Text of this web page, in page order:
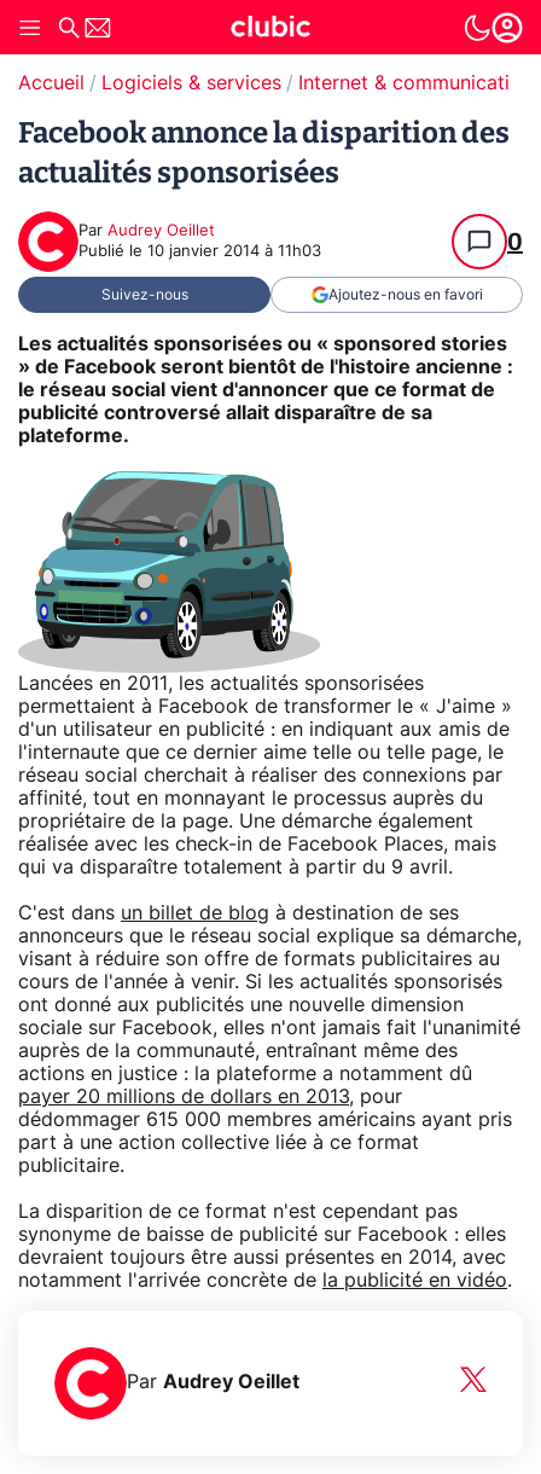
Accueil Logiciels & services Internet & communication
Facebook annonce la disparition des
actualités sponsorisées
Par Audrey Oeillet
Publié le 10 janvier 2014 à 11h03 0
Suivez-nous Ajoutez-nous en favori
Les actualités sponsorisées ou « sponsored stories
» de Facebook seront bientôt de l'histoire ancienne :
le réseau social vient d'annoncer que ce format de
publicité controversé allait disparaître de sa
plateforme.
Lancées en 2011, les actualités sponsorisées
permettaient à Facebook de transformer le « J'aime »
d'un utilisateur en publicité : en indiquant aux amis de
l'internaute que ce dernier aime telle ou telle page, le
réseau social cherchait à réaliser des connexions par
affinité, tout en monnayant le processus auprès du
propriétaire de la page. Une démarche également
réalisée avec les check-in de Facebook Places, mais
qui va disparaître totalement à partir du 9 avril.
C'est dans un billet de blog à destination de ses
annonceurs que le réseau social explique sa démarche,
visant à réduire son offre de formats publicitaires au
cours de l'année à venir. Si les actualités sponsorisés
ont donné aux publicités une nouvelle dimension
sociale sur Facebook, elles n'ont jamais fait l'unanimité
auprès de la communauté, entraînant même des
actions en justice : la plateforme a notamment dû
payer 20 millions de dollars en 2013, pour
dédommager 615 000 membres américains ayant pris
part à une action collective liée à ce format
publicitaire.
La disparition de ce format n'est cependant pas
synonyme de baisse de publicité sur Facebook : elles
devraient toujours être aussi présentes en 2014, avec
notamment l'arrivée concrète de la publicité en vidéo.
Par Audrey Oeillet